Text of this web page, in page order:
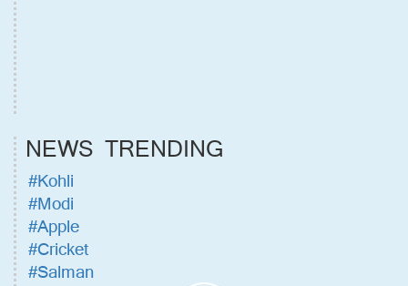
NEWS TRENDING
#Kohli
#Modi
#Apple
#Cricket
#Salman